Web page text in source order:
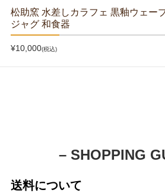
松助窯 水差しカラフェ 黒釉ウェー
ジャグ 和食器
¥10,000(税込)
– SHOPPING
送料について